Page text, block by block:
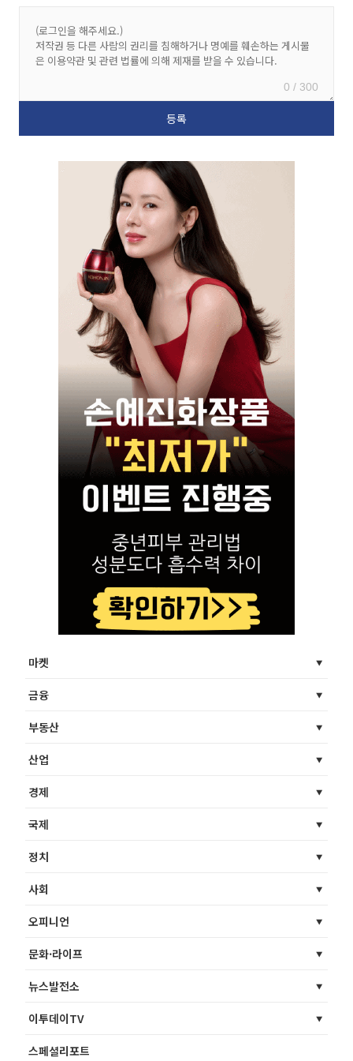
0 / 300
마켓
금융
부동산
산업
경제
국제
정치
사회
오피니언
문화·라이프
뉴스발전소
이투데이TV
스페셜리포트